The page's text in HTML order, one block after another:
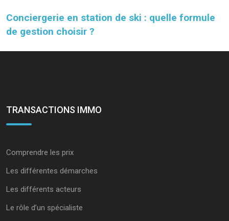
Conciergerie en station de ski : quelle formule
de gestion choisir ?
TRANSACTIONS IMMO
Comprendre les prix
Les différentes démarches
Les différents acteurs
Le rôle d’un spécialiste